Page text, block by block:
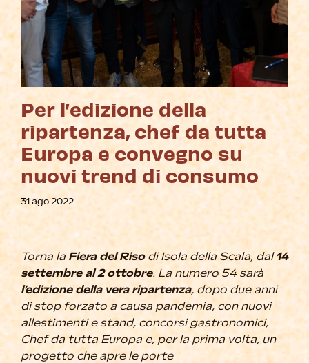
Per l’edizione della
ripartenza, chef da tutta
Europa e convegno su
nuovi trend di consumo
31 ago 2022
Torna la Fiera del Riso di Isola della Scala, dal14
settembre al 2 ottobre. La numero 54 sarà
l’edizione della vera ripartenza, dopo due anni
di stop forzato a causa pandemia, con nuovi
allestimenti e stand, concorsi gastronomici,
Chef da tutta Europa e, per la prima volta, un
progetto che apre le porte